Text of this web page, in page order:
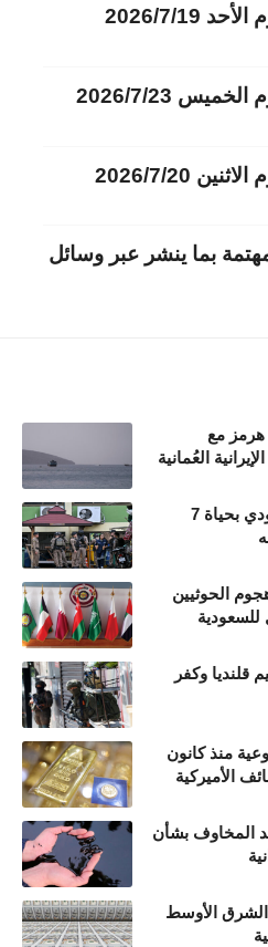
2026/7/19
2026/7/23
2026/7/20
بما ينشر عبر وسائل
هرمز مع
العُمانية
إطلاق نار في مدرسة بتايلاند يودي بحياة 7
الحوثيين
للسعودية
قلنديا وكفر
منذ كانون
الأميركية
المخاوف بشأن
الشرق الأوسط